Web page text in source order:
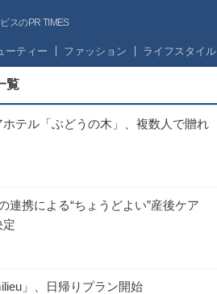
スのPR TIMES
ーティー ファッション ライフスタイル
覧
テル「ぶどうの木」、複数人で贈れ
連携による“ちょうどよい”産後ケア
定
」、日帰りプラン開始